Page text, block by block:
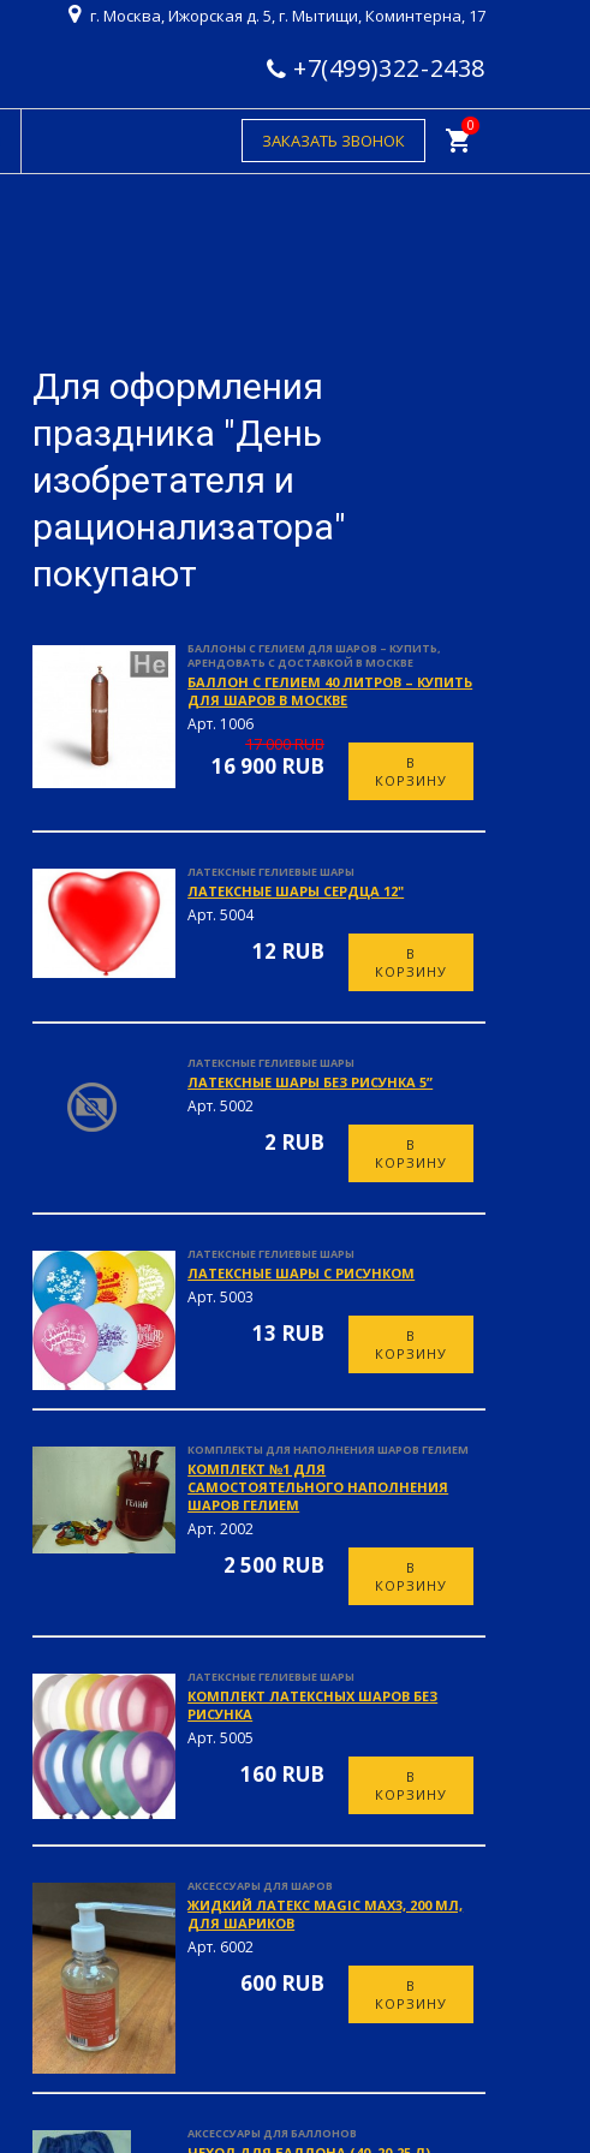
г. Москва, Ижорская д. 5, г. Мытищи, Коминтерна, 17
+7(499)322-2438
ЗАКАЗАТЬ ЗВОНОК shopping_cart
0
Для оформления
праздника "День
изобретателя и
рационализатора"
покупают
БАЛЛОНЫ С ГЕЛИЕМ ДЛЯ ШАРОВ – КУПИТЬ,
АРЕНДОВАТЬ С ДОСТАВКОЙ В МОСКВЕ
БАЛЛОН С ГЕЛИЕМ 40 ЛИТРОВ – КУПИТЬ
ДЛЯ ШАРОВ В МОСКВЕ
Арт. 1006
17 000 RUB
16 900 RUB
В
КОРЗИНУ
ЛАТЕКСНЫЕ ГЕЛИЕВЫЕ ШАРЫ
ЛАТЕКСНЫЕ ШАРЫ СЕРДЦА 12"
Арт. 5004
12 RUB
В
КОРЗИНУ
ЛАТЕКСНЫЕ ГЕЛИЕВЫЕ ШАРЫ
ЛАТЕКСНЫЕ ШАРЫ БЕЗ РИСУНКА 5”
Арт. 5002
2 RUB
В
КОРЗИНУ
ЛАТЕКСНЫЕ ГЕЛИЕВЫЕ ШАРЫ
ЛАТЕКСНЫЕ ШАРЫ С РИСУНКОМ
Арт. 5003
13 RUB
В
КОРЗИНУ
КОМПЛЕКТЫ ДЛЯ НАПОЛНЕНИЯ ШАРОВ ГЕЛИЕМ
КОМПЛЕКТ №1 ДЛЯ
САМОСТОЯТЕЛЬНОГО НАПОЛНЕНИЯ
ШАРОВ ГЕЛИЕМ
Арт. 2002
2 500 RUB
В
КОРЗИНУ
ЛАТЕКСНЫЕ ГЕЛИЕВЫЕ ШАРЫ
КОМПЛЕКТ ЛАТЕКСНЫХ ШАРОВ БЕЗ
РИСУНКА
Арт. 5005
160 RUB
В
КОРЗИНУ
АКСЕССУАРЫ ДЛЯ ШАРОВ
ЖИДКИЙ ЛАТЕКС MAGIC MAX3, 200 МЛ,
ДЛЯ ШАРИКОВ
Арт. 6002
600 RUB
В
КОРЗИНУ
АКСЕССУАРЫ ДЛЯ БАЛЛОНОВ